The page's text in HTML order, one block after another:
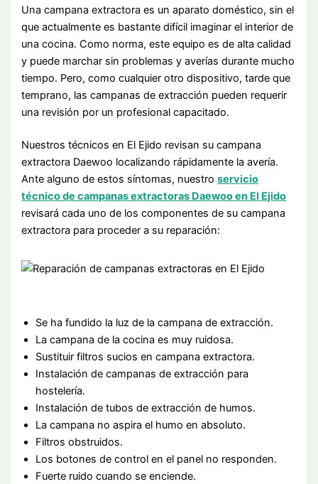
Una campana extractora es un aparato doméstico, sin el
que actualmente es bastante difícil imaginar el interior de
una cocina. Como norma, este equipo es de alta calidad
y puede marchar sin problemas y averías durante mucho
tiempo. Pero, como cualquier otro dispositivo, tarde que
temprano, las campanas de extracción pueden requerir
una revisión por un profesional capacitado.
Nuestros técnicos en El Ejido revisan su campana
extractora Daewoo localizando rápidamente la avería.
Ante alguno de estos síntomas, nuestroservicio
técnico de campanas extractoras Daewoo en El Ejido
revisará cada uno de los componentes de su campana
extractora para proceder a su reparación:
Se ha fundido la luz de la campana de extracción.
La campana de la cocina es muy ruidosa.
Sustituir filtros sucios en campana extractora.
Instalación de campanas de extracción para
hostelería.
Instalación de tubos de extracción de humos.
La campana no aspira el humo en absoluto.
Filtros obstruidos.
Los botones de control en el panel no responden.
Fuerte ruido cuando se enciende.